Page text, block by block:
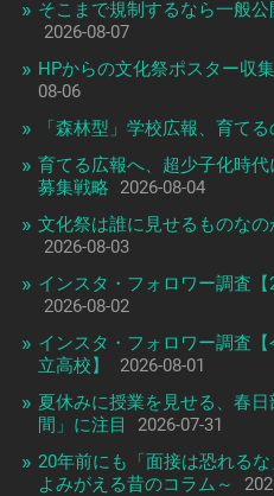
そこまで規制するなら一般
2026-08-07
HPからの文化祭ポスター収
08-06
「森林型」学校広報、育て
育てる広報へ、超少子化時
募集戦略
2026-08-04
文化祭は誰に見せるものな
2026-08-03
インスタ・フォロワー調査【
2026-08-02
インスタ・フォロワー調査
立高校】
2026-08-01
夏休みに授業を見せる、春
間」に注目
2026-07-31
20年前にも「面接は恐れる
よみがえる昔のコラム～